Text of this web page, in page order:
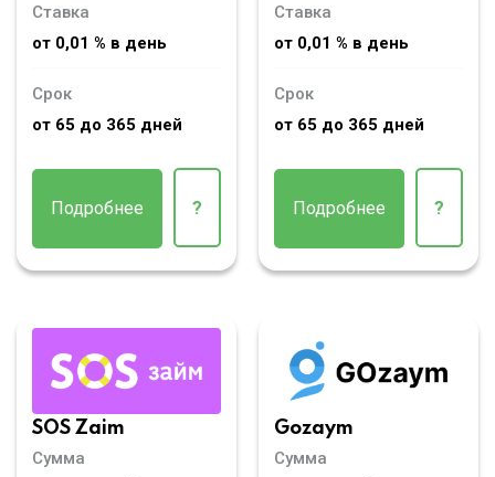
Ставка
от 0,01 % в день
Срок
от 65 до 365 дней
Подробнее ?
Ставка
от 0,01 % в день
Срок
от 65 до 365 дней
Подробнее ?
SOS Zaim
Сумма
Gozaym
Сумма